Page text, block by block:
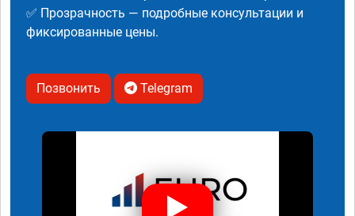
✅ Прозрачность — подробные консультации и
фиксированные цены.
Позвонить Telegram